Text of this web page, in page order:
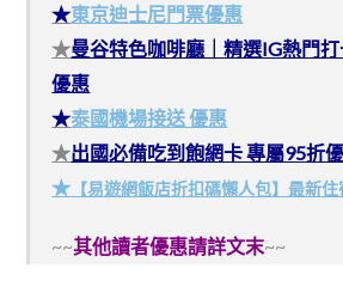
★東京迪士尼門票優惠
★曼谷特色咖啡廳｜精選IG熱門
優惠
★泰國機場接送 優惠
★出國必備吃到飽網卡 專屬95折
★ 【易遊網飯店折扣碼懶人包】最新
~~其他讀者優惠請詳文末~~